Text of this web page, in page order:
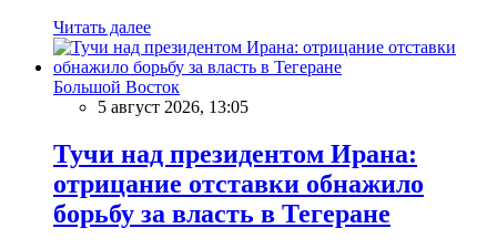
Читать далее
Большой Восток
5 август 2026, 13:05
Тучи над президентом Ирана:
отрицание отставки обнажило
борьбу за власть в Тегеране